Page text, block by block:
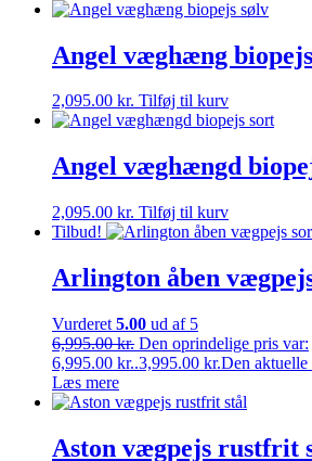
Angel væghæng
2,095.00 kr. Tilføj til kurv
Angel væghængd
2,095.00 kr. Tilføj til kurv
Tilbud!
Arlington åben
Vurderet 5.00 ud af 5
6,995.00kr. Den oprindelige pris var:
6,995.00 kr..3,995.00 kr.Den aktuelle
Læs mere
Aston vægpejs rustfrit